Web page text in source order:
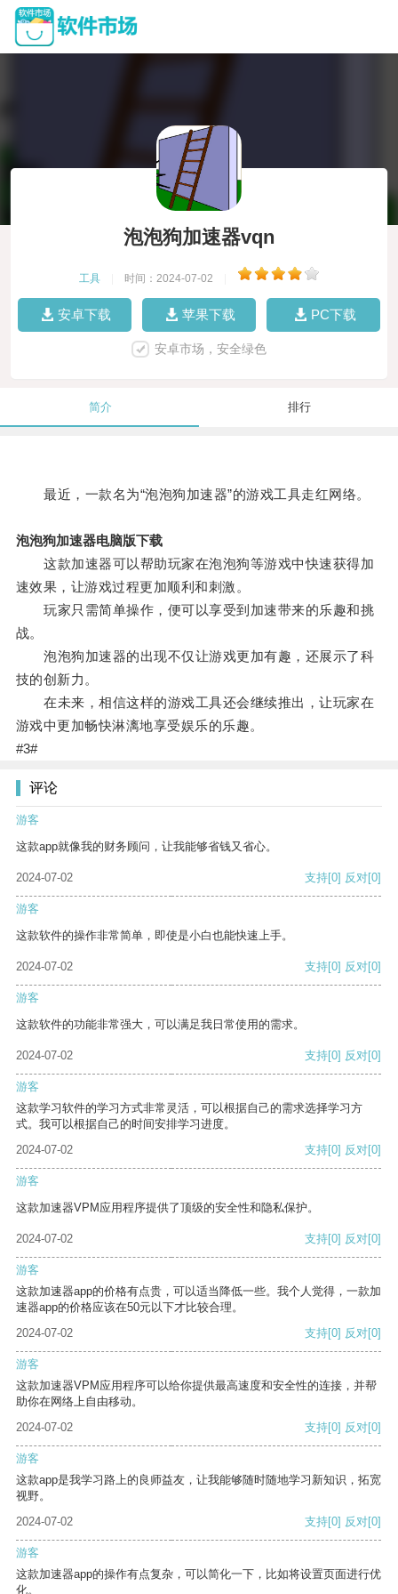
泡泡狗加速器vqn
工具 时间：2024-07-02
安卓下载 苹果下载 PC下载
安卓市场，安全绿色
简介 排行
最近，一款名为“泡泡狗加速器”的游戏工具走红网络。
泡泡狗加速器电脑版下载
这款加速器可以帮助玩家在泡泡狗等游戏中快速获得加
速效果，让游戏过程更加顺利和刺激。
玩家只需简单操作，便可以享受到加速带来的乐趣和挑
战。
泡泡狗加速器的出现不仅让游戏更加有趣，还展示了科
技的创新力。
在未来，相信这样的游戏工具还会继续推出，让玩家在
游戏中更加畅快淋漓地享受娱乐的乐趣。
#3#
评论
游客
这款app就像我的财务顾问，让我能够省钱又省心。
2024-07-02 支持[0] 反对[0]
游客
这款软件的操作非常简单，即使是小白也能快速上手。
2024-07-02 支持[0] 反对[0]
游客
这款软件的功能非常强大，可以满足我日常使用的需求。
2024-07-02 支持[0] 反对[0]
游客
这款学习软件的学习方式非常灵活，可以根据自己的需求选择学习方
式。我可以根据自己的时间安排学习进度。
2024-07-02
支持[0] 反对[0]
游客
这款加速器VPM应用程序提供了顶级的安全性和隐私保护。
2024-07-02 支持[0] 反对[0]
游客
这款加速器app的价格有点贵，可以适当降低一些。我个人觉得，一款加
速器app的价格应该在50元以下才比较合理。
2024-07-02
支持[0] 反对[0]
游客
这款加速器VPM应用程序可以给你提供最高速度和安全性的连接，并帮
助你在网络上自由移动。
2024-07-02
支持[0] 反对[0]
游客
这款app是我学习路上的良师益友，让我能够随时随地学习新知识，拓宽
视野。
2024-07-02
支持[0] 反对[0]
游客
这款加速器app的操作有点复杂，可以简化一下，比如将设置页面进行优
化。